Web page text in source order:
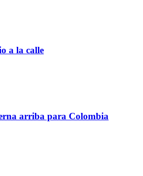
a la calle
arriba para Colombia